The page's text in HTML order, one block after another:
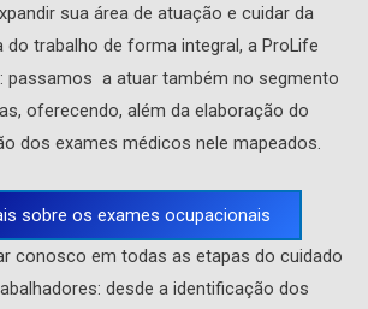
sua área de atuação e cuidar da
do trabalho de forma integral, a ProLife
passamos a atuar também no segmento
oferecendo, além da elaboração do
dos exames médicos nele mapeados.
sobre os exames ocupacionais
conosco em todas as etapas do cuidado
desde a identificação dos